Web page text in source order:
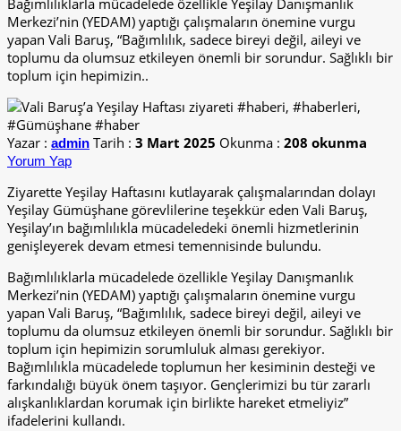
Bağımlılıklarla mücadelede özellikle Yeşilay Danışmanlık
Merkezi’nin (YEDAM) yaptığı çalışmaların önemine vurgu
yapan Vali Baruş, “Bağımlılık, sadece bireyi değil, aileyi ve
toplumu da olumsuz etkileyen önemli bir sorundur. Sağlıklı bir
toplum için hepimizin..
Yazar : admin Tarih : 3 Mart 2025 Okunma : 208 okunma
Yorum Yap
Ziyarette Yeşilay Haftasını kutlayarak çalışmalarından dolayı
Yeşilay Gümüşhane görevlilerine teşekkür eden Vali Baruş,
Yeşilay’ın bağımlılıkla mücadeledeki önemli hizmetlerinin
genişleyerek devam etmesi temennisinde bulundu.
Bağımlılıklarla mücadelede özellikle Yeşilay Danışmanlık
Merkezi’nin (YEDAM) yaptığı çalışmaların önemine vurgu
yapan Vali Baruş, “Bağımlılık, sadece bireyi değil, aileyi ve
toplumu da olumsuz etkileyen önemli bir sorundur. Sağlıklı bir
toplum için hepimizin sorumluluk alması gerekiyor.
Bağımlılıkla mücadelede toplumun her kesiminin desteği ve
farkındalığı büyük önem taşıyor. Gençlerimizi bu tür zararlı
alışkanlıklardan korumak için birlikte hareket etmeliyiz”
ifadelerini kullandı.